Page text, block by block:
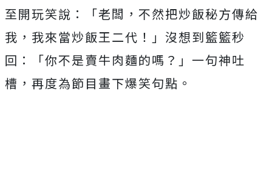
至開玩笑說：「老闆，不然把炒飯秘方傳給
我，我來當炒飯王二代！」沒想到籃籃秒
回：「你不是賣牛肉麵的嗎？」一句神吐
槽，再度為節目畫下爆笑句點。